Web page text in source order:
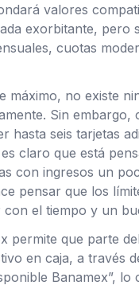
valores
exorbitante, pero
cuotas
máximo, no existe
Sin embargo,
hasta seis tarjetas
claro que está
con ingresos un
pensar que los
con el tiempo y un
permite que parte
en caja, a través
Banamex”, lo